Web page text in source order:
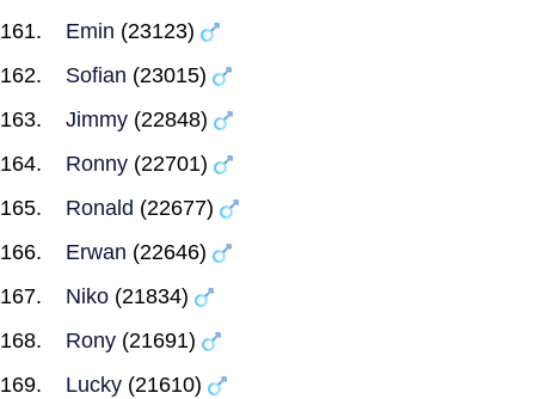
Emin (23123)
Sofian (23015)
Jimmy (22848)
Ronny (22701)
Ronald (22677)
Erwan (22646)
Niko (21834)
Rony (21691)
Lucky (21610)